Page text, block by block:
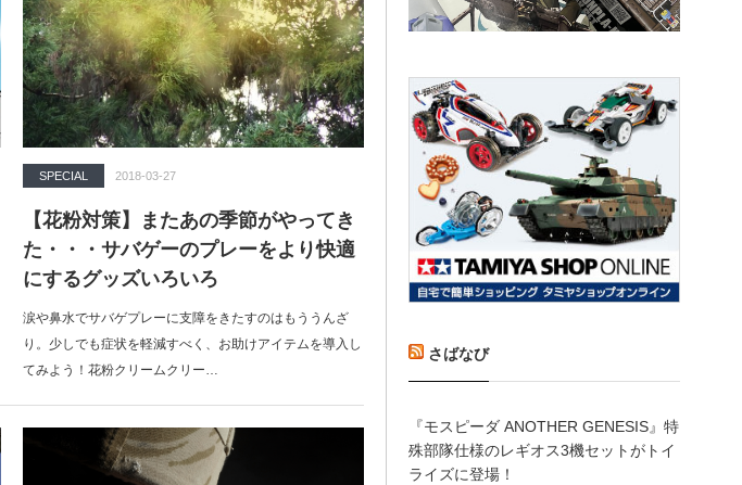
SPECIAL 2018-03-27
【花粉対策】またあの季節がやってき
た・・・サバゲーのプレーをより快適
にするグッズいろいろ
涙や鼻水でサバゲプレーに支障をきたすのはもううんざ
り。少しでも症状を軽減すべく、お助けアイテムを導入し
てみよう！花粉クリームクリー…
さばなび
『モスピーダ ANOTHER GENESIS』特
殊部隊仕様のレギオス3機セットがトイ
ライズに登場！